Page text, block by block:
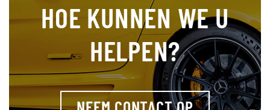
HOE KUNNEN WE U
HELPEN?